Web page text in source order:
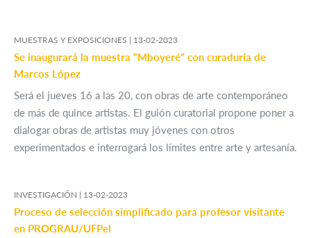
MUESTRAS Y EXPOSICIONES | 13-02-2023
Se inaugurará la muestra “Mboyeré” con curaduría de
Marcos López
Será el jueves 16 a las 20, con obras de arte contemporáneo
de más de quince artistas. El guión curatorial propone poner a
dialogar obras de artistas muy jóvenes con otros
experimentados e interrogará los límites entre arte y artesanía.
INVESTIGACIÓN | 13-02-2023
Proceso de selección simplificado para profesor visitante
en PROGRAU/UFPel